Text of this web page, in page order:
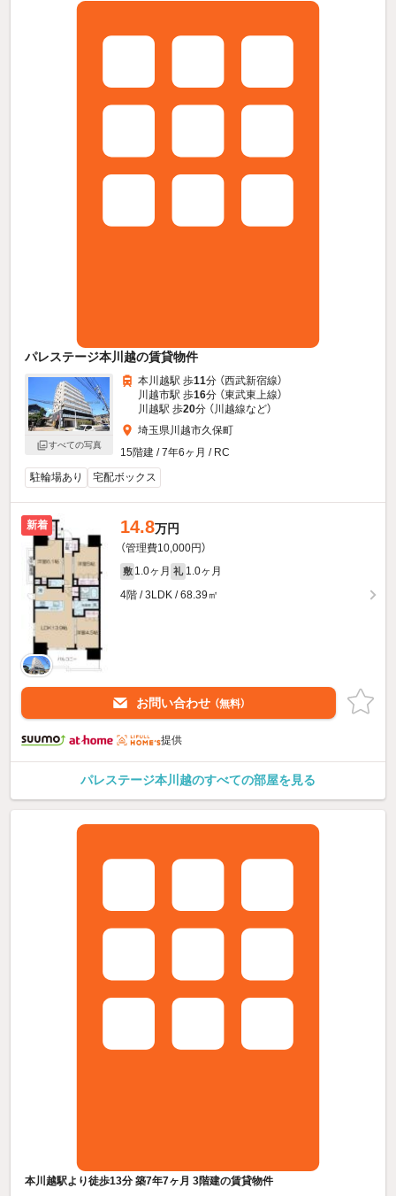
パレステージ本川越の賃貸物件
すべての写真
本川越駅 歩11分 （西武新宿線）
川越市駅 歩16分 （東武東上線）
川越駅 歩20分 （川越線など）
埼玉県川越市久保町
15階建 / 7年6ヶ月 / RC
駐輪場あり
宅配ボックス
新着 14.8万円
（管理費10,000円）
敷 1.0ヶ月 礼 1.0ヶ月
4階 / 3LDK / 68.39㎡
お問い合わせ （無料）
提供
パレステージ本川越のすべての部屋を見る
本川越駅より徒歩13分 築7年7ヶ月 3階建の賃貸物件